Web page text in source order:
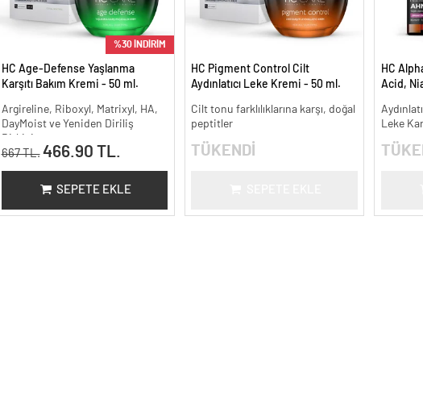
%30 İNDİRİM
HC Age-Defense Yaşlanma
Karşıtı Bakım Kremi - 50 ml.
Argireline, Riboxyl, Matrixyl, HA,
DayMoist ve Yeniden Diriliş
667 TL. 466.90 TL.
SEPETE EKLE
HC Pigment Control Cilt
Aydınlatıcı Leke Kremi - 50 ml.
Cilt tonu farklılıklarına karşı, doğal
peptitler
TÜKENDİ
HC
Acid,
Leke